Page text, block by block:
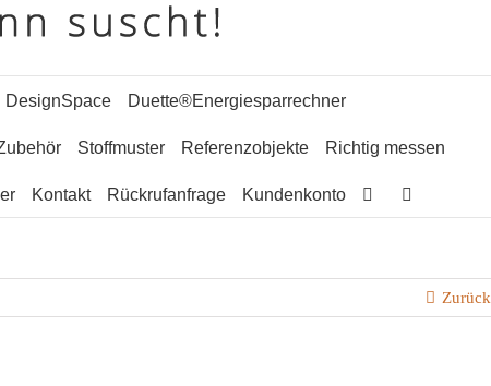
DesignSpace Duette®Energiesparrechner
Stoffmuster Referenzobjekte Richtig messen
Kontakt Rückrufanfrage Kundenkonto
Zurück